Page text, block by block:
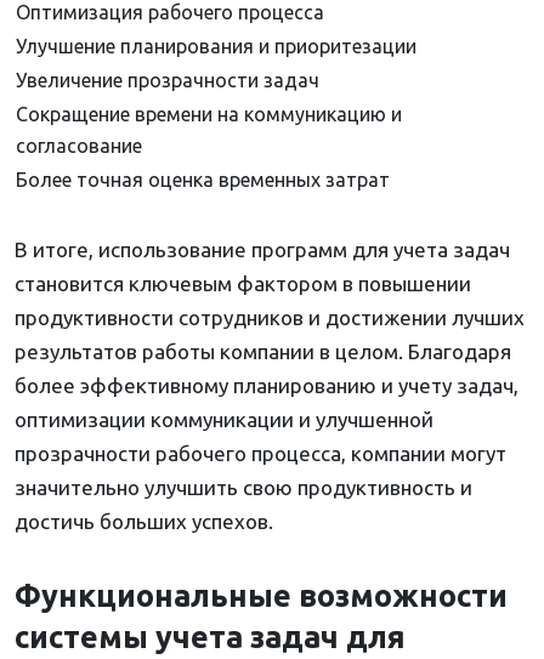
Оптимизация рабочего процесса
Улучшение планирования и приоритезации
Увеличение прозрачности задач
Сокращение времени на коммуникацию и
согласование
Более точная оценка временных затрат
В итоге, использование программ для учета задач
становится ключевым фактором в повышении
продуктивности сотрудников и достижении лучших
результатов работы компании в целом. Благодаря
более эффективному планированию и учету задач,
оптимизации коммуникации и улучшенной
прозрачности рабочего процесса, компании могут
значительно улучшить свою продуктивность и
достичь больших успехов.
Функциональные возможности
системы учета задач для